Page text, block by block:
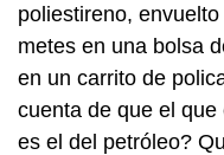
poliestireno,
metes en una bolsa
en un carrito de
cuenta de que el
es el del petróleo?